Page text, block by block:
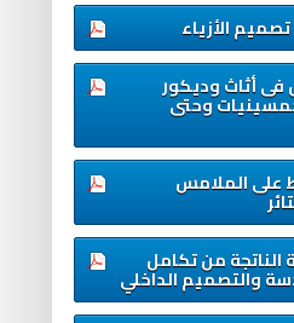
الأزياء
فى أثاث وديكور
وحتى
على الملامس
الناتجة من تكامل
والتصميم الداخلي